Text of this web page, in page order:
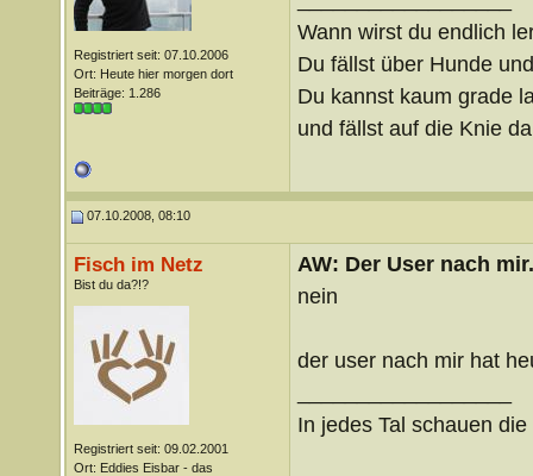
Registriert seit: 07.10.2006
Ort: Heute hier morgen dort
Beiträge: 1.286
Wann wirst du endlich
Du fällst über Hunde
Du kannst kaum grade
und fällst auf die Knie
07.10.2008, 08:10
Fisch im Netz
Bist du da?!?
Registriert seit: 09.02.2001
Ort: Eddies Eisbar - das
AW: Der User nach
nein
der user nach mir hat
In jedes Tal schauen